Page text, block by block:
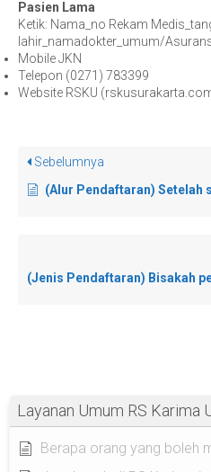
Layanan Umum RS Karima
Berapa orang yang boleh
Pasien Lama
Ketik: Nama_no Rekam
lahir_namadokter_umum/
Mobile JKN
Telepon (0271) 783399
Website RSKU
Sebelumnya
(Alur Pendaftaran) Setelah selesai